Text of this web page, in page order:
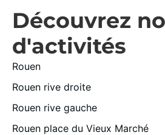
Découvrez
d'activités
Rouen
Rouen rive droite
Rouen rive gauche
Rouen place du Vieux Marché